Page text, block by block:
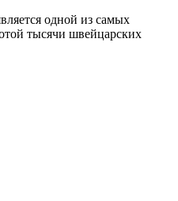
одной из самых
тысячи швейцарских